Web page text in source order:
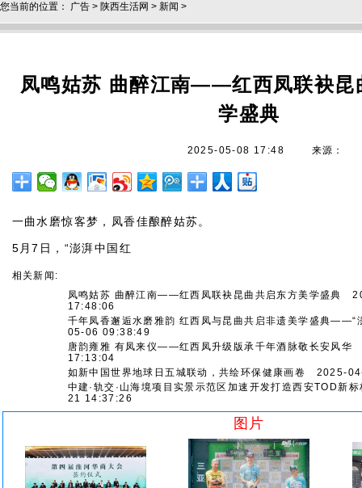
您当前的位置： 广告 > 陕西生活网 > 新闻 >
凤鸣姑苏 曲醉江南——红西凤联袂昆
学盛典
2025-05-08 17:48 来源：
一曲水磨惊客梦，凤香佳酿醉姑苏。
5月7日，“澎湃中国红
相关新闻:
凤鸣姑苏 曲醉江南——红西凤联袂昆曲共启东方美学盛典
17:48:06
千年凤香邂逅水磨雅韵 红西凤与昆曲共启非遗美学盛典——“
05-06 09:38:49
唐韵雍雅 有凤来仪——红西凤升级版承千年酒脉敬长安风华
17:13:04
如新中国世界地球日五城联动，共绘环保健康画卷 2025-
中建·轨交·山海境项目实景示范区加速开发打造西安TOD新标
21 14:37:26
图片